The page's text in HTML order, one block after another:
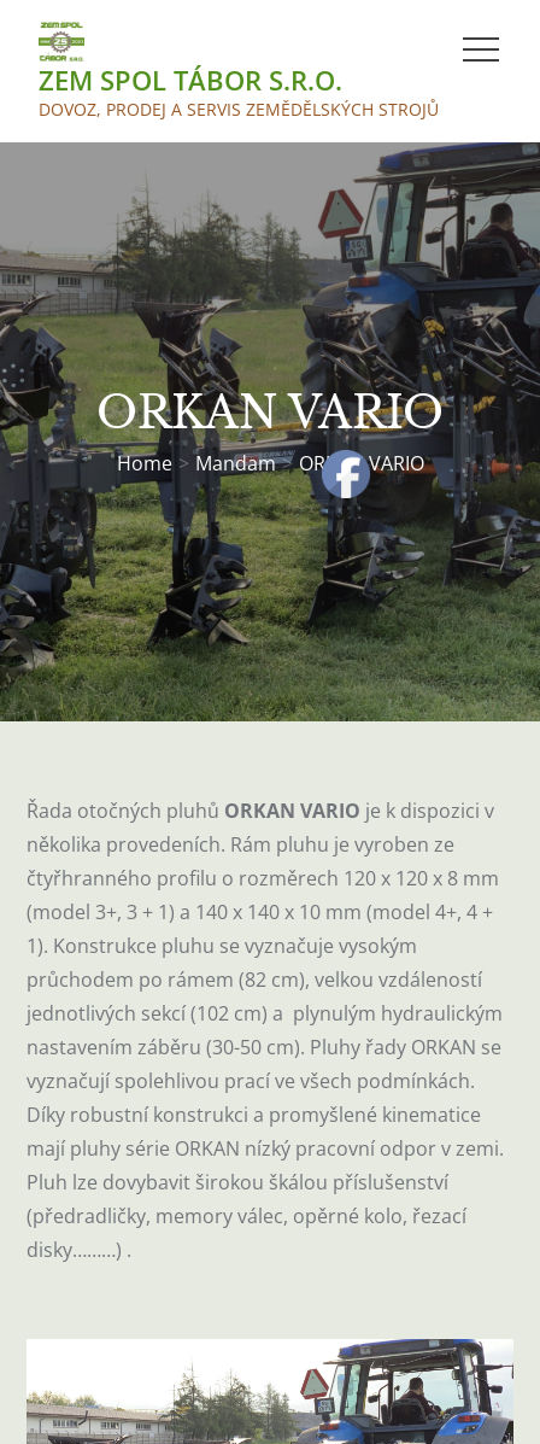
contentZEM SPOL TÁBOR S.R.O.
DOVOZ, PRODEJ A SERVIS ZEMĚDĚLSKÝCH STROJŮ
ORKAN VARIO
Home Mandam ORKAN VARIO
Řada otočných pluhů ORKAN VARIO je k dispozici v
několika provedeních. Rám pluhu je vyroben ze
čtyřhranného profilu o rozměrech 120 x 120 x 8 mm
(model 3+, 3 + 1) a 140 x 140 x 10 mm (model 4+, 4 +
1). Konstrukce pluhu se vyznačuje vysokým
průchodem po rámem (82 cm), velkou vzdáleností
jednotlivých sekcí (102 cm) a plynulým hydraulickým
nastavením záběru (30-50 cm). Pluhy řady ORKAN se
vyznačují spolehlivou prací ve všech podmínkách.
Díky robustní konstrukci a promyšlené kinematice
mají pluhy série ORKAN nízký pracovní odpor v zemi.
Pluh lze dovybavit širokou škálou příslušenství
(předradličky, memory válec, opěrné kolo, řezací
disky………) .